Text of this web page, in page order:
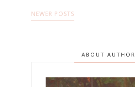
NEWER POSTS
ABOUT AUTHOR